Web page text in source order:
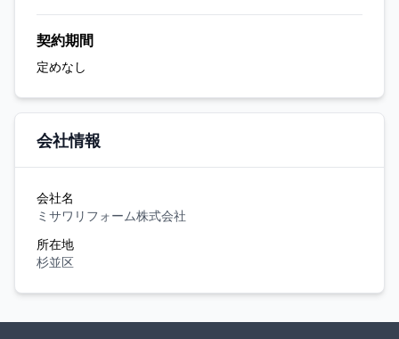
契約期間
定めなし
会社情報
会社名
ミサワリフォーム株式会社
所在地
杉並区